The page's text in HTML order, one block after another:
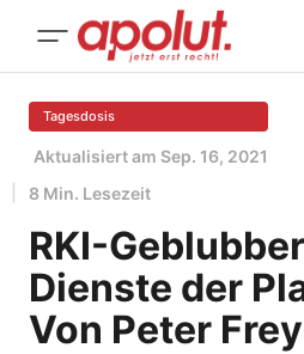
Tagesdosis
Aktualisiert am Sep. 16, 2021
8 Min. Lesezeit
RKI-
Dienste der
Von Peter Frey